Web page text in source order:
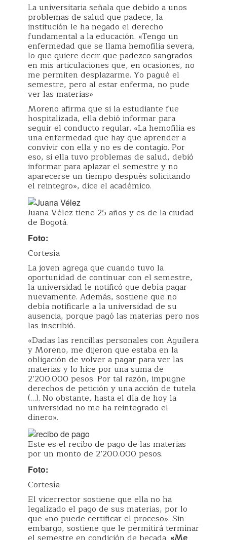
La universitaria señala que debido a unos
problemas de salud que padece, la
institución le ha negado el derecho
fundamental a la educación. «Tengo un
enfermedad que se llama hemofilia severa,
lo que quiere decir que padezco sangrados
en mis articulaciones que, en ocasiones, no
me permiten desplazarme. Yo pagué el
semestre, pero al estar enferma, no pude
ver las materias»
Moreno afirma que si la estudiante fue
hospitalizada, ella debió informar para
seguir el conducto regular. «La hemofilia es
una enfermedad que hay que aprender a
convivir con ella y no es de contagio. Por
eso, si ella tuvo problemas de salud, debió
informar para aplazar el semestre y no
aparecerse un tiempo después solicitando
el reintegro», dice el académico.
Juana Vélez tiene 25 años y es de la ciudad
de Bogotá.
Foto:
Cortesía
La joven agrega que cuando tuvo la
oportunidad de continuar con el semestre,
la universidad le notificó que debía pagar
nuevamente. Además, sostiene que no
debía notificarle a la universidad de su
ausencia, porque pagó las materias pero nos
las inscribió.
«Dadas las rencillas personales con Aguilera
y Moreno, me dijeron que estaba en la
obligación de volver a pagar para ver las
materias y lo hice por una suma de
2’200.000 pesos. Por tal razón, impugne
derechos de petición y una acción de tutela
(…). No obstante, hasta el día de hoy la
universidad no me ha reintegrado el
dinero».
Este es el recibo de pago de las materias
por un monto de 2’200.000 pesos.
Foto:
Cortesía
El vicerrector sostiene que ella no ha
legalizado el pago de sus materias, por lo
que «no puede certificar el proceso». Sin
embargo, sostiene que le permitirá terminar